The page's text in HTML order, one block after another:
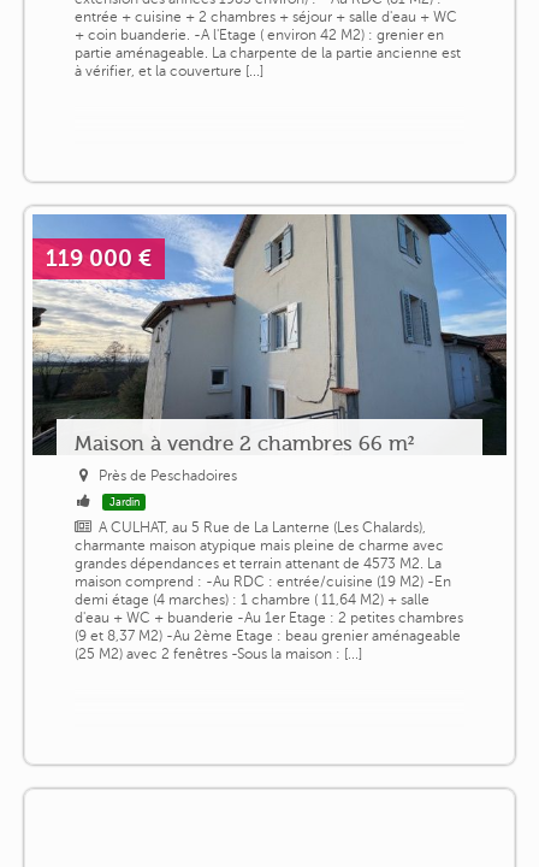
entrée + cuisine + 2 chambres + séjour + salle d'eau + WC
+ coin buanderie. -A l'Etage ( environ 42 M2) : grenier en
partie aménageable. La charpente de la partie ancienne est
à vérifier, et la couverture [...]
119 000 €
Maison à vendre 2 chambres 66 m²
Près de Peschadoires
Jardin
A CULHAT, au 5 Rue de La Lanterne (Les Chalards),
charmante maison atypique mais pleine de charme avec
grandes dépendances et terrain attenant de 4573 M2. La
maison comprend : -Au RDC : entrée/cuisine (19 M2) -En
demi étage (4 marches) : 1 chambre ( 11,64 M2) + salle
d'eau + WC + buanderie -Au 1er Etage : 2 petites chambres
(9 et 8,37 M2) -Au 2ème Etage : beau grenier aménageable
(25 M2) avec 2 fenêtres -Sous la maison : [...]